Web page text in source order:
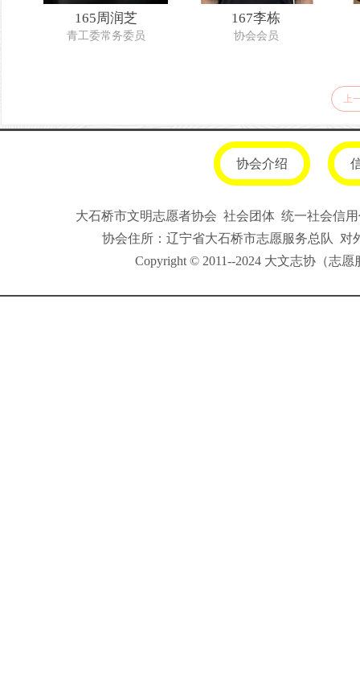
165周润芝
青工委常务委员
167李栋
协会会员
上
大石桥市文明志愿者协会 社会团体 统一社会信
协会住所：辽宁省大石桥市志愿服务总队 对
Copyright © 2011--2024 大文志协（志
协会介绍